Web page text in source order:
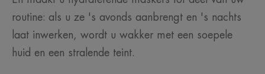
routine: als u ze 's avonds aanbrengt en 's nachts
laat inwerken, wordt u wakker met een soepele
huid en een stralende teint.